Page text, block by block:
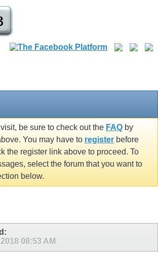
be sure to check out the FAQ by
You may have to register before
the register link above to proceed. To
select the forum that you want to
below.
08:53 AM